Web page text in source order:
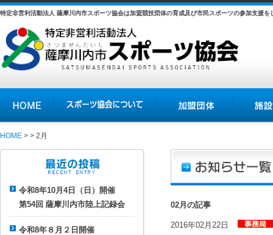
特定非営利活動法人 薩摩川内市スポーツ協会は加盟競技団体の育成及び市民スポーツの参加支援を
HOME > > 2月
令和8年10月4日（日）開催
第54回 薩摩川内市陸上記録会
令和8年８月２日開催
02月の記事
2016年02月22日